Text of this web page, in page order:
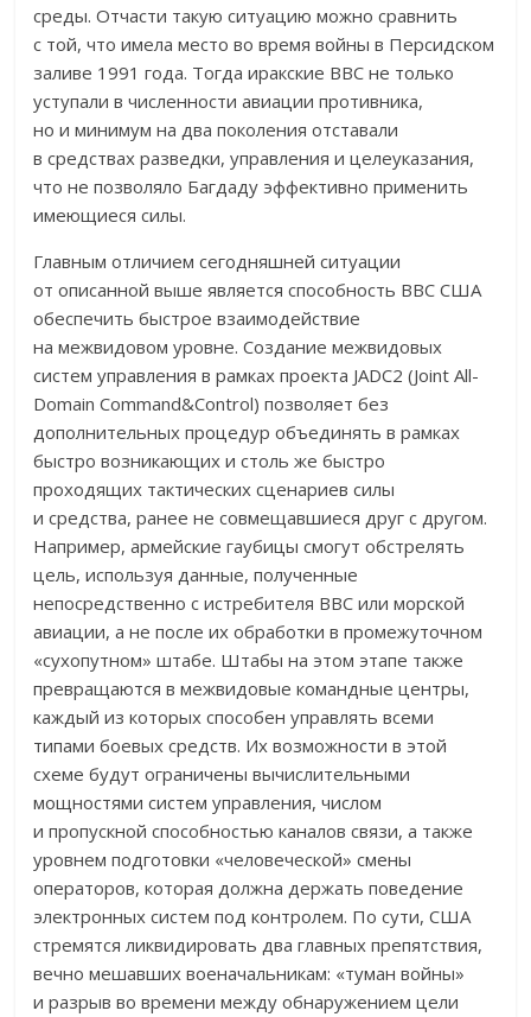
среды. Отчасти такую ситуацию можно сравнить
с той, что имела место во время войны в Персидском
заливе 1991 года. Тогда иракские ВВС не только
уступали в численности авиации противника,
но и минимум на два поколения отставали
в средствах разведки, управления и целеуказания,
что не позволяло Багдаду эффективно применить
имеющиеся силы.
Главным отличием сегодняшней ситуации
от описанной выше является способность ВВС США
обеспечить быстрое взаимодействие
на межвидовом уровне. Создание межвидовых
систем управления в рамках проекта JADC2 (Joint All-
Domain Command&Control) позволяет без
дополнительных процедур объединять в рамках
быстро возникающих и столь же быстро
проходящих тактических сценариев силы
и средства, ранее не совмещавшиеся друг с другом.
Например, армейские гаубицы смогут обстрелять
цель, используя данные, полученные
непосредственно с истребителя ВВС или морской
авиации, а не после их обработки в промежуточном
«сухопутном» штабе. Штабы на этом этапе также
превращаются в межвидовые командные центры,
каждый из которых способен управлять всеми
типами боевых средств. Их возможности в этой
схеме будут ограничены вычислительными
мощностями систем управления, числом
и пропускной способностью каналов связи, а также
уровнем подготовки «человеческой» смены
операторов, которая должна держать поведение
электронных систем под контролем. По сути, США
стремятся ликвидировать два главных препятствия,
вечно мешавших военачальникам: «туман войны»
и разрыв во времени между обнаружением цели